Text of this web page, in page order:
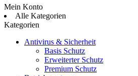
Mein Konto
Alle Kategorien
Kategorien
Antivirus & Sicherheit
Basis Schutz
Erweiterter Schutz
Premium Schutz